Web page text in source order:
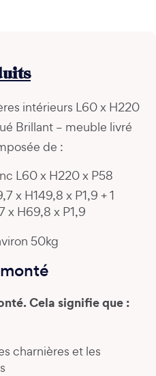
intérieurs L60 x H220
Brillant – meuble livré
de :
L60 x H220 x P58
x H149,8 x P1,9 + 1
x H69,8 x P1,9
50kg
Cela signifie que :
charnières et les